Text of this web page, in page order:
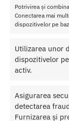
Potrivirea și
Conectarea mai
dispozitivelor pe
Utilizarea unor
dispozitivelor
activ.
Asigurarea
detectarea
Furnizarea și
Despre Noi
Confidentialitatea
Protectia
Contul meu
Cum cumpăr